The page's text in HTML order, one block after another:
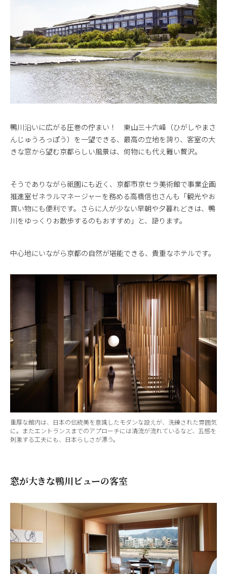
鴨川沿いに広がる圧巻の佇まい！ 東山三十六峰（ひがしやまさ
んじゅうろっぽう）を一望できる、最高の立地を誇り、客室の大
きな窓から望む京都らしい風景は、何物にも代え難い贅沢。
そうでありながら祇園にも近く、京都市京セラ美術館で事業企画
推進室ゼネラルマネージャーを務める高橋信也さんも「観光やお
買い物にも便利です。さらに人が少ない早朝や夕暮れどきは、鴨
川をゆっくりお散歩するのもおすすめ」と、語ります。
中心地にいながら京都の自然が堪能できる、貴重なホテルです。
重厚な館内は、日本の伝統美を意識したモダンな設えが、洗練された雰囲気
に。またエントランスまでのアプローチには清流が流れているなど、五感を
刺激する工夫にも、日本らしさが漂う。
窓が大きな鴨川ビューの客室